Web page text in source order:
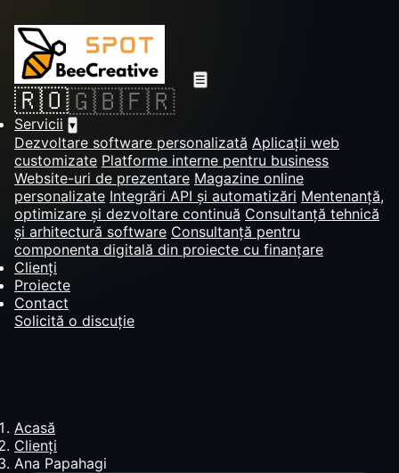
☰
🇷🇴🇬🇧🇫🇷
Servicii ▾
Dezvoltare software personalizată Aplicații web
customizate Platforme interne pentru business
Website-uri de prezentare Magazine online
personalizate Integrări API și automatizări Mentenanță,
optimizare și dezvoltare continuă Consultanță tehnică
și arhitectură software Consultanță pentru
componenta digitală din proiecte cu finanțare
Clienți
Proiecte
Contact
Solicită o discuție
Acasă
Clienți
Ana Papahagi